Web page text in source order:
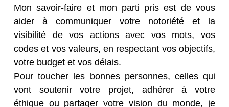
Mon savoir-faire et mon parti pris est de vous
aider à communiquer votre notoriété et la
visibilité de vos actions avec vos mots, vos
codes et vos valeurs, en respectant vos objectifs,
votre budget et vos délais.
Pour toucher les bonnes personnes, celles qui
vont soutenir votre projet, adhérer à votre
éthique ou partager votre vision du monde, je